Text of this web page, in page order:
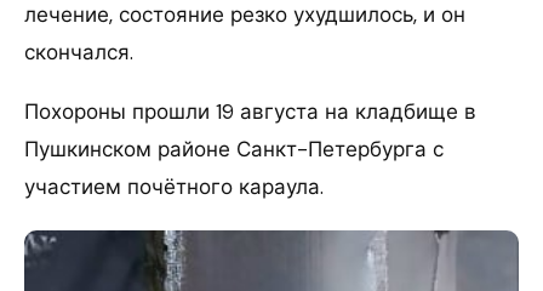
лечение, состояние резко ухудшилось, и он
скончался.
Похороны прошли 19 августа на кладбище в
Пушкинском районе Санкт-Петербурга с
участием почётного караула.